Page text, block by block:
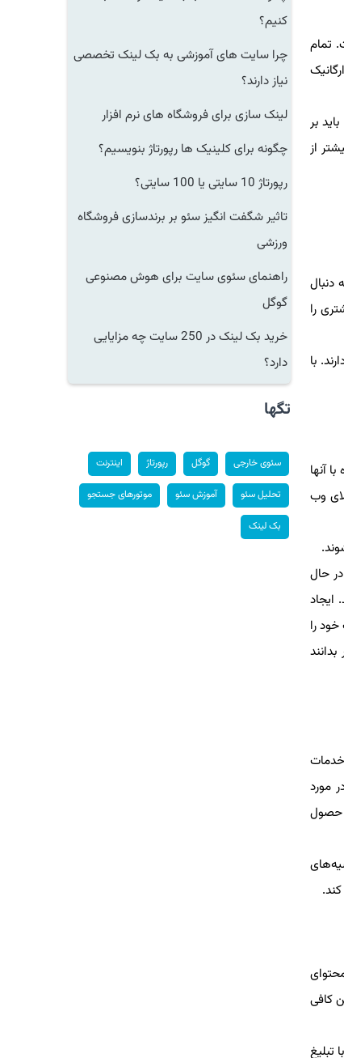
تمام
بر
از
دنبال
را
با
آنها
وب
حال
ایجاد
را
خدمات
مورد
حصول
کافی
تبلیغ
کنیم؟
چرا سایت های آموزشی به بک لینک تخصصی
نیاز دارند؟
لینک سازی برای فروشگاه های نرم افزار
چگونه برای کلینیک ها رپورتاژ بنویسیم؟
رپورتاژ 10 سایتی یا 100 سایتی؟
تاثیر شگفت انگیز سئو بر برندسازی فروشگاه
ورزشی
راهنمای سئوی سایت برای هوش مصنوعی
گوگل
خرید بک لینک در 250 سایت چه مزایایی
دارد؟
تگها
سئوی خارجی گوگل رپورتاژ اینترنت
تحلیل سئو آموزش سئو موتورهای جستجو
بک لینک